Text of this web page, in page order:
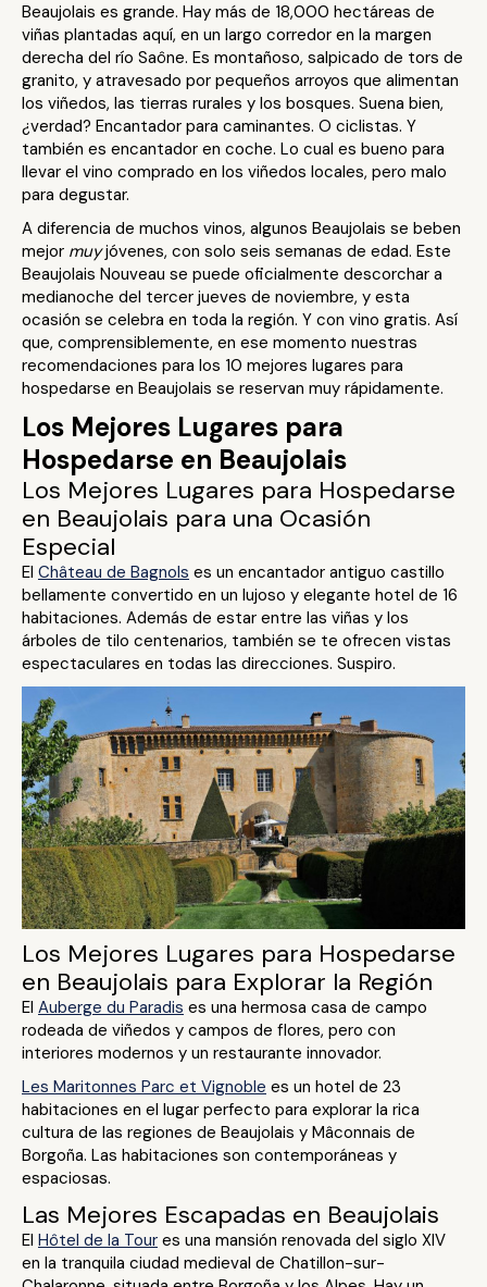
Beaujolais es grande. Hay más de 18,000 hectáreas de
viñas plantadas aquí, en un largo corredor en la margen
derecha del río Saône. Es montañoso, salpicado de tors de
granito, y atravesado por pequeños arroyos que alimentan
los viñedos, las tierras rurales y los bosques. Suena bien,
¿verdad? Encantador para caminantes. O ciclistas. Y
también es encantador en coche. Lo cual es bueno para
llevar el vino comprado en los viñedos locales, pero malo
para degustar.
A diferencia de muchos vinos, algunos Beaujolais se beben
mejor muyjóvenes, con solo seis semanas de edad. Este
Beaujolais Nouveau se puede oficialmente descorchar a
medianoche del tercer jueves de noviembre, y esta
ocasión se celebra en toda la región. Y con vino gratis. Así
que, comprensiblemente, en ese momento nuestras
recomendaciones para los 10 mejores lugares para
hospedarse en Beaujolais se reservan muy rápidamente.
Los Mejores Lugares para
Hospedarse en Beaujolais
Los Mejores Lugares para Hospedarse
en Beaujolais para una Ocasión
Especial
El Château de Bagnols es un encantador antiguo castillo
bellamente convertido en un lujoso y elegante hotel de 16
habitaciones. Además de estar entre las viñas y los
árboles de tilo centenarios, también se te ofrecen vistas
espectaculares en todas las direcciones. Suspiro.
Los Mejores Lugares para Hospedarse
en Beaujolais para Explorar la Región
El Auberge du Paradis es una hermosa casa de campo
rodeada de viñedos y campos de flores, pero con
interiores modernos y un restaurante innovador.
Les Maritonnes Parc et Vignoble es un hotel de 23
habitaciones en el lugar perfecto para explorar la rica
cultura de las regiones de Beaujolais y Mâconnais de
Borgoña. Las habitaciones son contemporáneas y
espaciosas.
Las Mejores Escapadas en Beaujolais
El Hôtel de la Tour es una mansión renovada del siglo XIV
en la tranquila ciudad medieval de Chatillon-sur-